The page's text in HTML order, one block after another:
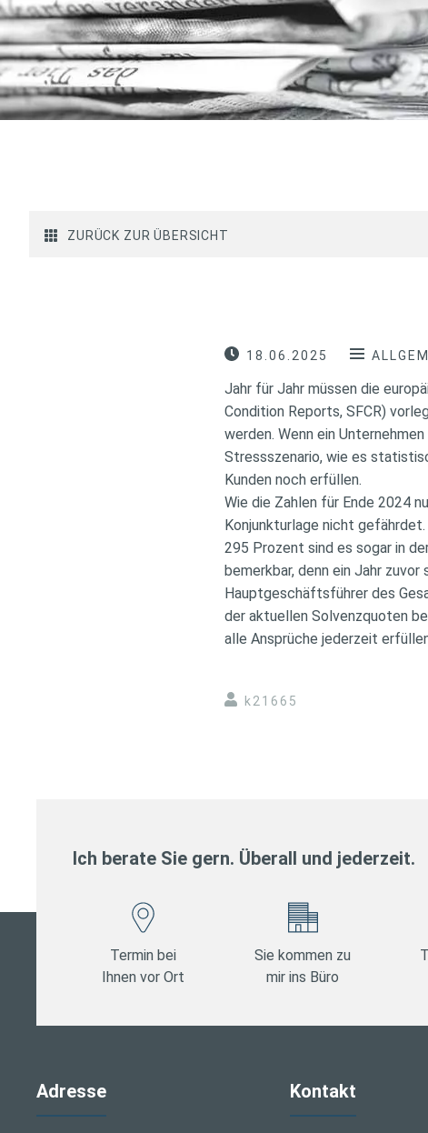
ZURÜCK ZUR ÜBERSICHT
18.06.2025
Jahr für Jahr müssen die
Condition Reports, SFCR)
werden. Wenn ein
Stressszenario, wie es
Kunden noch erfüllen.
Wie die Zahlen für Ende 2024
Konjunkturlage nicht
295 Prozent sind es sogar in
bemerkbar, denn ein Jahr
Hauptgeschäftsführer des
der aktuellen Solvenzquoten
alle Ansprüche jederzeit
k21665
Ich berate Sie gern. Überall und jederzeit.
Termin bei
Ihnen vor Ort
Sie kommen zu
mir ins Büro
Adresse Kontakt